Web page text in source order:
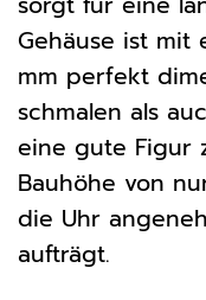
Gehäuse ist mit
mm perfekt
schmalen als
eine gute Figur
Bauhöhe von
die Uhr
aufträgt.